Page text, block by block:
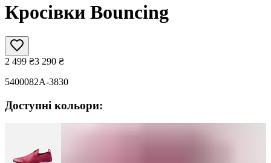
Кросівки Bouncing
2 499 ₴3 290 ₴
5400082A-3830
Доступні кольори: